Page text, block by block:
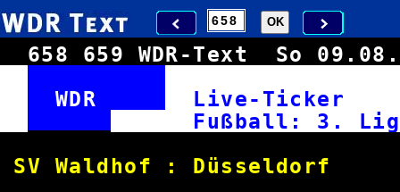
658 659 WDR-Text So
WDR
Live-Ticker
Fußball:
SV Waldhof :